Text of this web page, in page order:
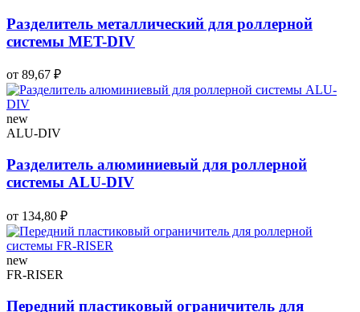
Разделитель металлический для роллерной
системы MET-DIV
от 89,67 ₽
new
ALU-DIV
Разделитель алюминиевый для роллерной
системы ALU-DIV
от 134,80 ₽
new
FR-RISER
Передний пластиковый ограничитель для